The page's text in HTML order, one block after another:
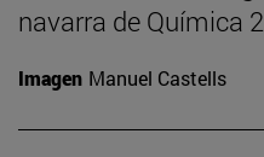
navarra de Química
Imagen Manuel Castells